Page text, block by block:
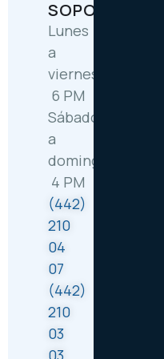
SOPORTE
Lunes
a
viernes: 6:30 AM –
6 PM
Sábado
a
domingo: 8 AM –
4 PM
(442)
210
04
07
(442)
210
03
03